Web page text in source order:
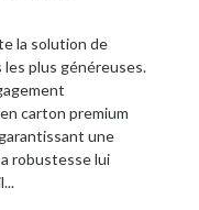
la solution de
plus généreuses.
carton premium
une
robustesse lui